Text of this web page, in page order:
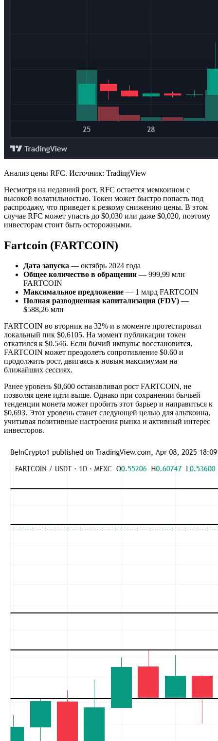
Анализ цены RFC. Источник: TradingView
Несмотря на недавний рост, RFC остается мемкоином с
высокой волатильностью. Токен может быстро попасть под
распродажу, что приведет к резкому снижению цены. В этом
случае RFC может упасть до $0,030 или даже $0,020, поэтому
инвесторам стоит быть осторожными.
Fartcoin (FARTCOIN)
Дата запуска — октябрь 2024 года
Общее количество в обращении — 999,99 млн
FARTCOIN
Максимальное предложение — 1 млрд FARTCOIN
Полная разводненная капитализация (FDV) —
$588,26 млн
FARTCOIN во вторник на 32% и в моменте протестировал
локальный пик $0,6105. На момент публикации токен
откатился к $0.546. Если бычий импульс восстановится,
FARTCOIN может преодолеть сопротивление $0.60 и
продолжить рост, двигаясь к новым максимумам на
ближайших сессиях.
Ранее уровень $0,600 останавливал рост FARTCOIN, не
позволяя цене идти выше. Однако при сохранении бычьей
тенденции монета может пробить этот барьер и направиться к
$0,693. Этот уровень станет следующей целью для альткоина,
учитывая позитивные настроения рынка и активный интерес
инвесторов.